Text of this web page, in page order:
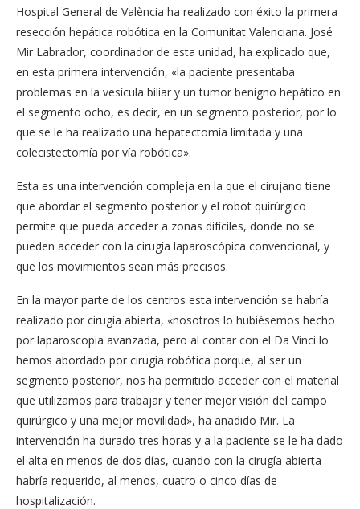
Hospital General de València ha realizado con éxito la primera
resección hepática robótica en la Comunitat Valenciana. José
Mir Labrador, coordinador de esta unidad, ha explicado que,
en esta primera intervención, «la paciente presentaba
problemas en la vesícula biliar y un tumor benigno hepático en
el segmento ocho, es decir, en un segmento posterior, por lo
que se le ha realizado una hepatectomía limitada y una
colecistectomía por vía robótica».
Esta es una intervención compleja en la que el cirujano tiene
que abordar el segmento posterior y el robot quirúrgico
permite que pueda acceder a zonas difíciles, donde no se
pueden acceder con la cirugía laparoscópica convencional, y
que los movimientos sean más precisos.
En la mayor parte de los centros esta intervención se habría
realizado por cirugía abierta, «nosotros lo hubiésemos hecho
por laparoscopia avanzada, pero al contar con el Da Vinci lo
hemos abordado por cirugía robótica porque, al ser un
segmento posterior, nos ha permitido acceder con el material
que utilizamos para trabajar y tener mejor visión del campo
quirúrgico y una mejor movilidad», ha añadido Mir. La
intervención ha durado tres horas y a la paciente se le ha dado
el alta en menos de dos días, cuando con la cirugía abierta
habría requerido, al menos, cuatro o cinco días de
hospitalización.